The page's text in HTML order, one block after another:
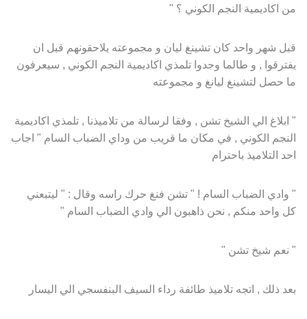
من اكاديمية النجم الكوني ؟ "
قبل شهر واحد كان تشينغ ليان و مجموعته يلاحقونهم قبل ان
يفترقوا , و طالما وجدوا تلمذي اكاديمية النجم الكوني , سيعرفون
ما حصل لتشينغ ليانغ و مجموعته
" ابلاغ الي الشيخ تشن , وفقا لرسالة من تلاميذنا , تلمذي اكاديمية
النجم الكوني , في مكان ما قريب من وداي الضباب السام " اجاب
احد التلاميذ باحترام
" وادي الضباب السام ! " تشن فنغ حرك راسه وقال : " ليتبعني
كل واحد منكم , نحن ذاهبون الي وادي الضباب السام "
" نعم شيخ تشن "
بعد ذلك , اتجه تلاميذ طائفة رداء السيف البنفسجي الي اليسار